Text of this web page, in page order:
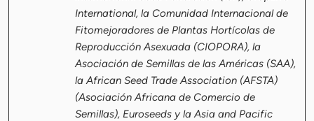
International, la Comunidad Internacional de
Fitomejoradores de Plantas Hortícolas de
Reproducción Asexuada (CIOPORA), la
Asociación de Semillas de las Américas (SAA),
la African Seed Trade Association (AFSTA)
(Asociación Africana de Comercio de
Semillas), Euroseeds y la Asia and Pacific